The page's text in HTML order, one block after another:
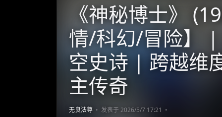
《神秘博士》
情/科幻/冒险】
空史诗 | 跨越维
主传奇
无良法尊 发表于 2026/5/7 17:21